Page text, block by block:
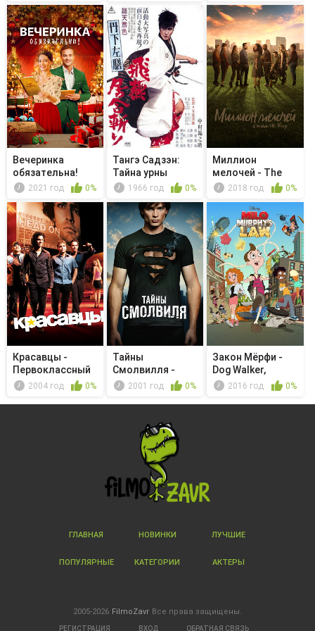
Вечеринка
обязательна!
2021 год 0%
Тангэ Садзэн:
Тайна урны
1966 год 0%
Миллион
мелочей - The
Perfect Storm
2018 год 0%
Красавцы -
Первоклассный
подонок
2004 год 0%
Тайны
Смолвилля -
Рентгеновский
2001 год 0%
Закон Мёрфи -
Dog Walker,
Runner, Scr...
2016 год 0%
ГЛАВНАЯ НОВИНКИ ЛУЧШИЕ
ПОПУЛЯРНЫЕ КАТЕГОРИИ АКТЕРЫ
2005-2026 FilmoZavr Все права защищены.
РЕГИСТРАЦИЯ ВХОД ОБРАТНАЯ СВЯЗЬ